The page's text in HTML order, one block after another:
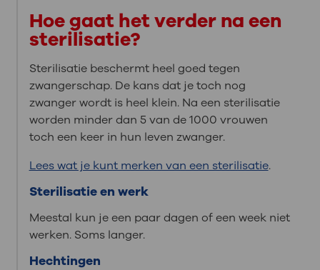
Hoe gaat het verder na een
sterilisatie?
Sterilisatie beschermt heel goed tegen
zwangerschap. De kans dat je toch nog
zwanger wordt is heel klein. Na een sterilisatie
worden minder dan 5 van de 1000 vrouwen
toch een keer in hun leven zwanger.
Lees wat je kunt merken van een sterilisatie.
Sterilisatie en werk
Meestal kun je een paar dagen of een week niet
werken. Soms langer.
Hechtingen